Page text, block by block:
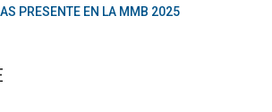
PRESENTE EN LA MMB 2025